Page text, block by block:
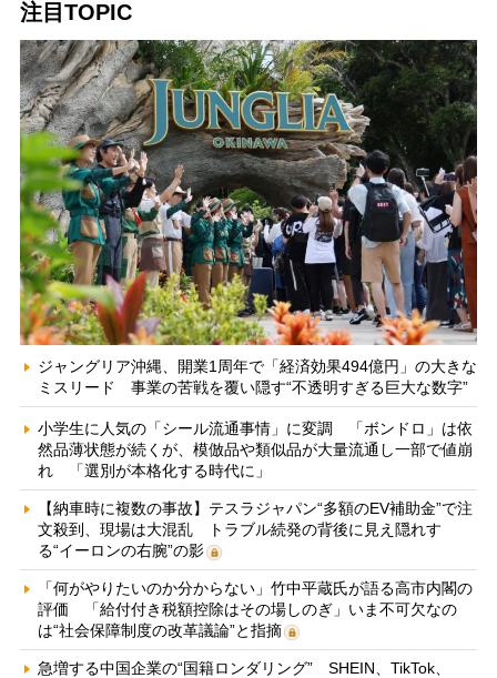
注目TOPIC
ジャングリア沖縄、開業1周年で「経済効果494億円」の大きな
ミスリード 事業の苦戦を覆い隠す“不透明すぎる巨大な数字”
小学生に人気の「シール流通事情」に変調 「ボンドロ」は依
然品薄状態が続くが、模倣品や類似品が大量流通し一部で値崩
れ 「選別が本格化する時代に」
【納車時に複数の事故】テスラジャパン“多額のEV補助金”で注
文殺到、現場は大混乱 トラブル続発の背後に見え隠れす
る“イーロンの右腕”の影
「何がやりたいのか分からない」竹中平蔵氏が語る高市内閣の
評価 「給付付き税額控除はその場しのぎ」いま不可欠なの
は“社会保障制度の改革議論”と指摘
急増する中国企業の“国籍ロンダリング” SHEIN、TikTok、